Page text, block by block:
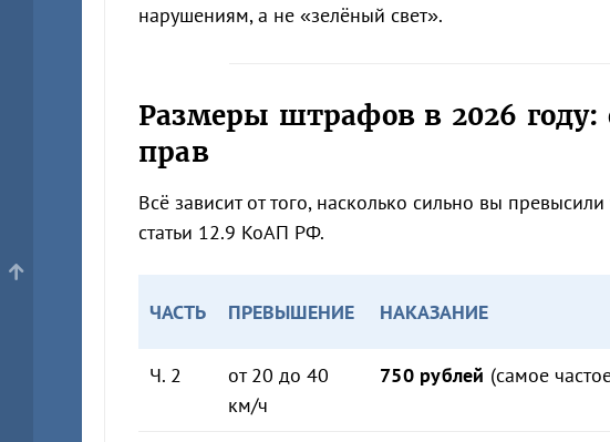
нарушениям, а не «зелёный свет».
Размеры штрафов в 2026
прав
Всё зависит от того, насколько сильно вы
статьи 12.9 КоАП РФ.
ЧАСТЬ ПРЕВЫШЕНИЕ НАКАЗАНИЕ
Ч. 2
от 20 до 40
км/ч
750 рублей (самое